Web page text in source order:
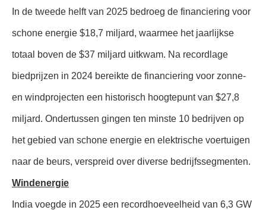
In de tweede helft van 2025 bedroeg de financiering voor
schone energie $18,7 miljard, waarmee het jaarlijkse
totaal boven de $37 miljard uitkwam. Na recordlage
biedprijzen in 2024 bereikte de financiering voor zonne-
en windprojecten een historisch hoogtepunt van $27,8
miljard. Ondertussen gingen ten minste 10 bedrijven op
het gebied van schone energie en elektrische voertuigen
naar de beurs, verspreid over diverse bedrijfssegmenten.
Windenergie
India voegde in 2025 een recordhoeveelheid van 6,3 GW